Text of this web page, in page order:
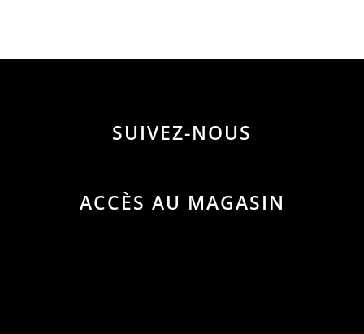
SUIVEZ-NOUS
ACCÈS AU MAGASIN